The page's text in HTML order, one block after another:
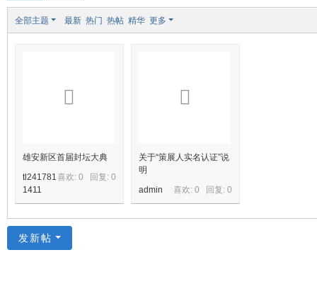
食
玉
全部主题 最新 热门 热帖 精华 更多
雄安新区首届封坛大典
喜欢: 0 回复: 0
tl241781
1411
关于“策展人实名认证”说
明
喜欢: 0 回复: 0
admin
发新帖